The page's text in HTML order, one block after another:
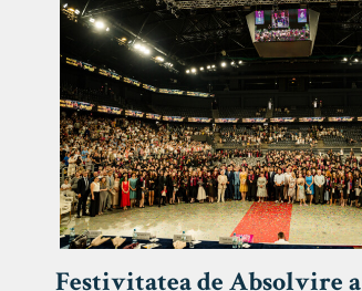
Festivitatea de Absolvire a